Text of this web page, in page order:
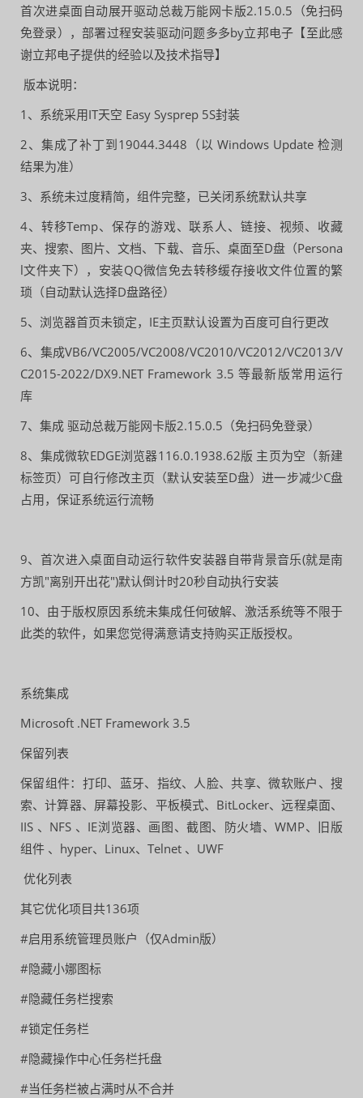
首次进桌面自动展开驱动总裁万能网卡版2.15.0.5（免扫码
免登录），部署过程安装驱动问题多多by立邦电子【至此感
谢立邦电子提供的经验以及技术指导】
版本说明：
1、系统采用IT天空 Easy Sysprep 5S封装
2、集成了补丁到19044.3448（以 Windows Update 检测
结果为准）
3、系统未过度精简，组件完整，已关闭系统默认共享
4、转移Temp、保存的游戏、联系人、链接、视频、收藏
夹、搜索、图片、文档、下载、音乐、桌面至D盘（Persona
l文件夹下），安装QQ微信免去转移缓存接收文件位置的繁
琐（自动默认选择D盘路径）
5、浏览器首页未锁定，IE主页默认设置为百度可自行更改
6、集成VB6/VC2005/VC2008/VC2010/VC2012/VC2013/V
C2015-2022/DX9.NET Framework 3.5 等最新版常用运行
库
7、集成 驱动总裁万能网卡版2.15.0.5（免扫码免登录）
8、集成微软EDGE浏览器116.0.1938.62版 主页为空（新建
标签页）可自行修改主页（默认安装至D盘）进一步减少C盘
占用，保证系统运行流畅
9、首次进入桌面自动运行软件安装器自带背景音乐(就是南
方凯"离别开出花")默认倒计时20秒自动执行安装
10、由于版权原因系统未集成任何破解、激活系统等不限于
此类的软件，如果您觉得满意请支持购买正版授权。
系统集成
Microsoft .NET Framework 3.5
保留列表
保留组件：打印、蓝牙、指纹、人脸、共享、微软账户、搜
索、计算器、屏幕投影、平板模式、BitLocker、远程桌面、
IIS 、NFS 、IE浏览器、画图、截图、防火墙、WMP、旧版
组件 、hyper、Linux、Telnet 、UWF
优化列表
其它优化项目共136项
#启用系统管理员账户（仅Admin版）
#隐藏小娜图标
#隐藏任务栏搜索
#锁定任务栏
#隐藏操作中心任务栏托盘
#当任务栏被占满时从不合并